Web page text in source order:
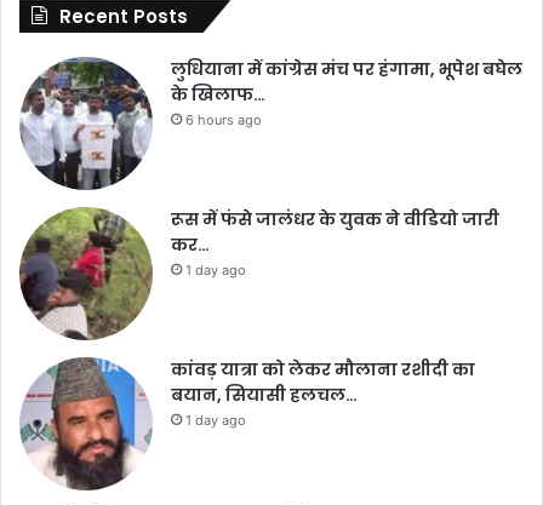
Recent Posts
लुधियाना में कांग्रेस मंच पर हंगामा, भूपेश बघेल
के खिलाफ…
6 hours ago
रूस में फंसे जालंधर के युवक ने वीडियो जारी
कर…
1 day ago
कांवड़ यात्रा को लेकर मौलाना रशीदी का
बयान, सियासी हलचल…
1 day ago